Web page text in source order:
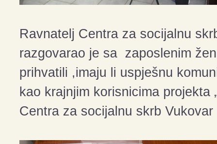
Ravnatelj Centra za socijalnu
razgovarao je sa zaposlenim
prihvatili ,imaju li uspješnu
kao krajnjim korisnicima projekta
Centra za socijalnu skrb